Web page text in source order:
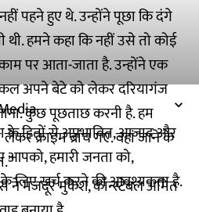
के हितों से अप्रभावित, आजाद और
आपको, हमारी जनता को,
के लिए खर्च करने की आवश्यकता है.
पहने हुए थे. उन्होंने पूछा कि दंगे
हमने कहा कि नहीं उसे तो कोई
पर आता-जाता है. उन्होंने एक
अपने बेटे को लेकर दरियागंज
कुछ पूछताछ करनी है. हम
क्राइम ब्रांच गए. वहां जाने के
ने मजदूर मुकेश, कॉन्स्टेबल अमित